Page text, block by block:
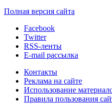
Полная версия сайта
Facebook
Twitter
RSS-ленты
E-mail рассылка
Контакты
Реклама на сайте
Использование
Правила пользования